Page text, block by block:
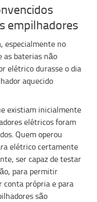
empilhadores
especialmente no
as baterias não
elétrico durasse o dia
aquecido
existiam inicialmente
elétricos foram
Quem operou
elétrico certamente
ser capaz de testar
para permitir
conta própria e para
são